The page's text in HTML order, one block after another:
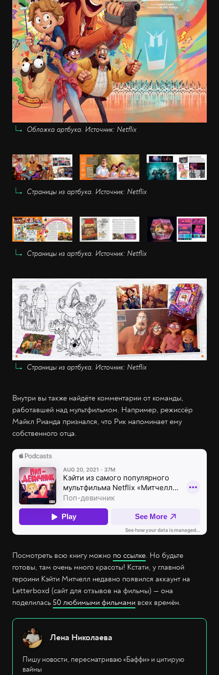
Обложка артбука. Источник: Netflix
Страницы из артбука. Источник: Netflix
Страницы из артбука. Источник: Netflix
Страницы из артбука. Источник: Netflix
Внутри вы также найдёте комментарии от команды,
работавшей над мультфильмом. Например, режиссёр
Майкл Рианда признался, что Рик напоминает ему
собственного отца.
Посмотреть всю книгу можно по ссылке. Но будьте
готовы, там очень много красоты! Кстати, у главной
героини Кэйти Митчелл недавно появился аккаунт на
Letterboxd (сайт для отзывов на фильмы) — она
поделилась 50 любимыми фильмами всех времён.
Лена Николаева
Пишу новости, пересматриваю «Баффи» и цитирую
вайны